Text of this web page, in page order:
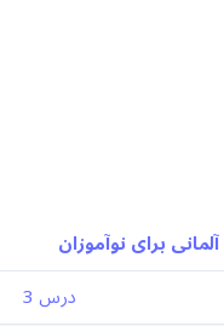
برای نوآموزان
درس 3